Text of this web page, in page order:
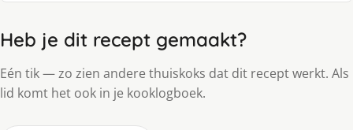
Heb je dit recept gemaakt?
Eén tik — zo zien andere thuiskoks dat dit recept werkt. Als
lid komt het ook in je kooklogboek.